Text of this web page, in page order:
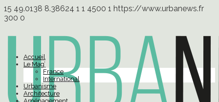
15 49.0138 8.38624 1 1 4500 1 https://www.urbanews.fr
300 0
Accueil
Le Mag’
France
International
Urbanisme
Architecture